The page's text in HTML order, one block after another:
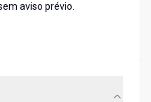
aviso prévio.